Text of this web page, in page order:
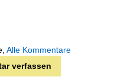
Alle Kommentare
verfassen